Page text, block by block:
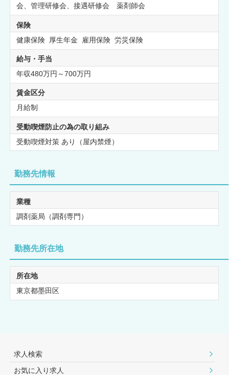
会、管理研修会、接遇研修会 薬剤師会
保険
健康保険 厚生年金 雇用保険 労災保険
給与・手当
年収480万円～700万円
賃金区分
月給制
受動喫煙防止の為の取り組み
受動喫煙対策 あり（屋内禁煙）
勤務先情報
業種
調剤薬局（調剤専門）
勤務先所在地
所在地
東京都墨田区
求人検索
お気に入り求人